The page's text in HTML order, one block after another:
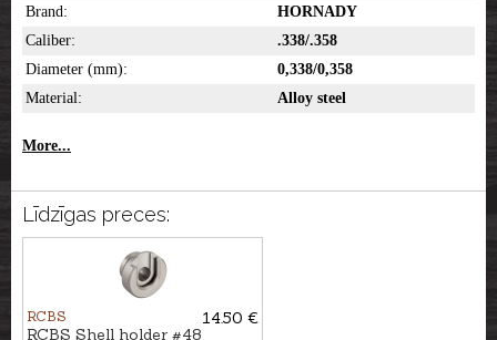
Brand:
HORNADY
Caliber:
.338/.358
Diameter (mm):
0,338/0,358
Material:
Alloy steel
More...
Līdzīgas preces:
RCBS
14.50 €
RCBS Shell holder #48